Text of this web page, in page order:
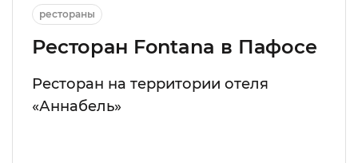
рестораны
Ресторан Fontana в Пафосе
Ресторан на территории отеля
«Аннабель»